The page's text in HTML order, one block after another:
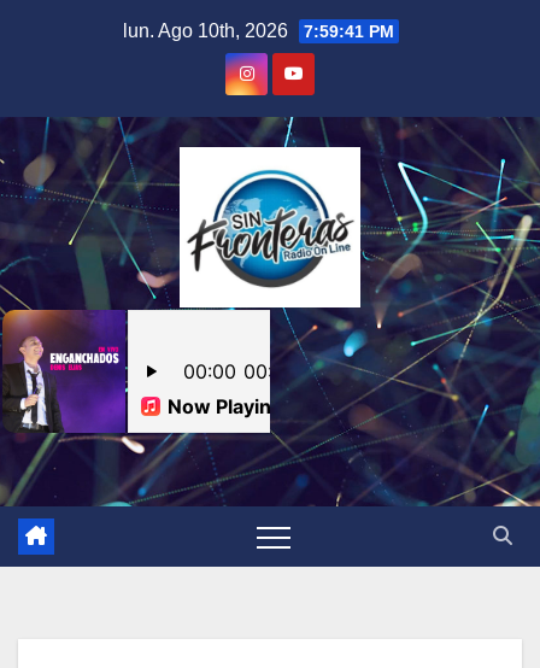
lun. Ago 10th, 2026 7:59:42 PM